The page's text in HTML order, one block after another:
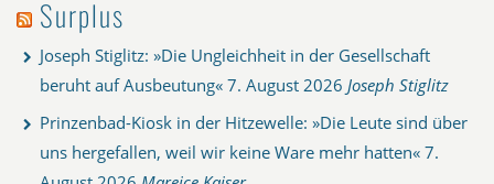
Surplus
Joseph Stiglitz: »Die Ungleichheit in der Gesellschaft
beruht auf Ausbeutung« 7. August 2026 Joseph Stiglitz
Prinzenbad-Kiosk in der Hitzewelle: »Die Leute sind über
uns hergefallen, weil wir keine Ware mehr hatten« 7.